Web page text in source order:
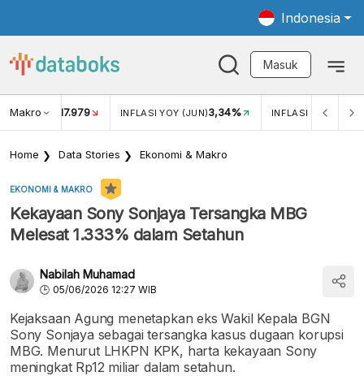
Indonesia
Masuk
Makro
USD/IDR 17.979 INFLASI YOY (JUN)3,34% INFLASI MOM (MEI)
Home Data Stories Ekonomi & Makro
EKONOMI & MAKRO
Kekayaan Sony Sonjaya Tersangka MBG
Melesat 1.333% dalam Setahun
Nabilah Muhamad
05/06/2026 12:27 WIB
Kejaksaan Agung menetapkan eks Wakil Kepala BGN
Sony Sonjaya sebagai tersangka kasus dugaan korupsi
MBG. Menurut LHKPN KPK, harta kekayaan Sony
meningkat Rp12 miliar dalam setahun.